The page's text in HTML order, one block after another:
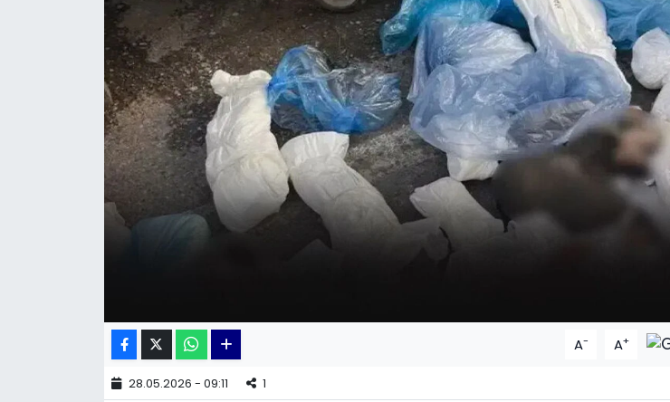
A- A+
28.05.2026 - 09:11 1
KÜLTÜR SANAT
MAGAZİN
POLİTİKA
SAĞLIK